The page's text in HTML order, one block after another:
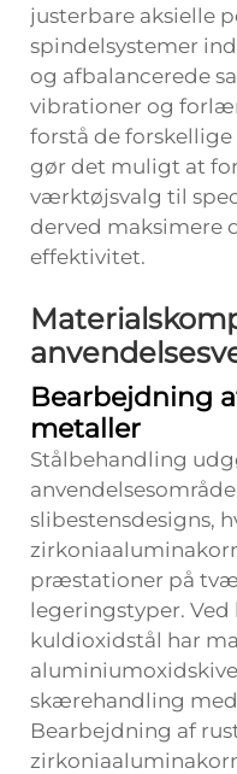
justerbare aksielle
spindelsystemer
og afbalancerede
vibrationer og
forstå de
gør det muligt at
værktøjsvalg til
derved maksimere
effektivitet.
Bearbejdning
metaller
Stålbehandling
slibestensdesigns,
præstationer på
legeringstyper.
kuldioxidstål har
skærehandling
Bearbejdning af